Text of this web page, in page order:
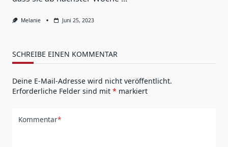
Melanie Juni 25, 2023
SCHREIBE EINEN KOMMENTAR
Deine E-Mail-Adresse wird nicht veröffentlicht.
Erforderliche Felder sind mit * markiert
Kommentar*